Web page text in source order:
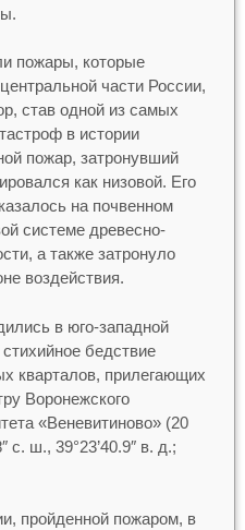
пожары, которые
части России,
став одной из самых
в истории
пожар, затронувший
как низовой. Его
на почвенном
системе древесно-
а также затронуло
воздействия.
в юго-западной
бедствие
кварталов, прилегающих
Воронежского
«Веневитиново» (20
с. ш., 39°23’40.9″ в. д.;
пройденной пожаром, в